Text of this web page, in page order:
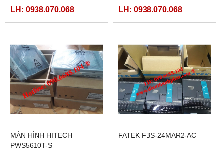
MÀN HÌNH SAMKOON SK-
102HE
MCGSTPC TPC1162HII